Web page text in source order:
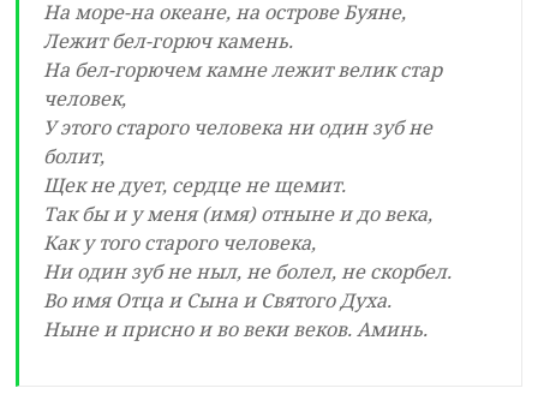
На море-на океане, на острове Буяне,
Лежит бел-горюч камень.
На бел-горючем камне лежит велик стар
человек,
У этого старого человека ни один зуб не
болит,
Щек не дует, сердце не щемит.
Так бы и у меня (имя) отныне и до века,
Как у того старого человека,
Ни один зуб не ныл, не болел, не скорбел.
Во имя Отца и Сына и Святого Духа.
Ныне и присно и во веки веков. Аминь.